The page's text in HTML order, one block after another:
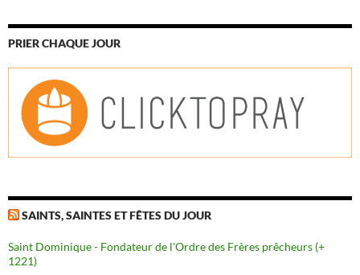
PRIER CHAQUE JOUR
SAINTS, SAINTES ET FÊTES DU JOUR
Saint Dominique - Fondateur de l'Ordre des Frères prêcheurs (+
1221)